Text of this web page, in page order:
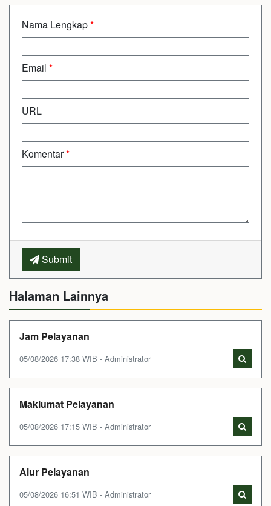
Nama Lengkap*
Email *
URL
Komentar*
Submit
Halaman Lainnya
Jam Pelayanan
05/08/2026 17:38 WIB - Administrator
Maklumat Pelayanan
05/08/2026 17:15 WIB - Administrator
Alur Pelayanan
05/08/2026 16:51 WIB - Administrator